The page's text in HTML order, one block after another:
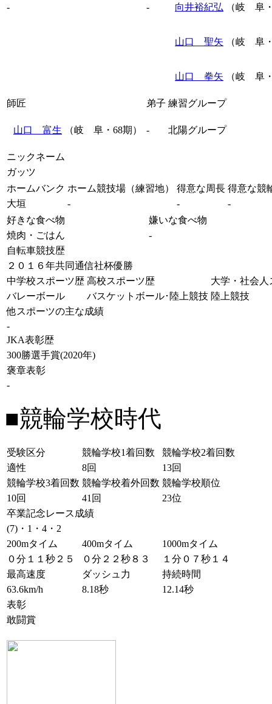
- - 向井裕紀弘 （岐 阜
山口 聖矢 （岐 阜
山口 拳矢 （岐 阜
師匠 弟子 練習グループ
山口 富生 （岐 阜・68期） - 北陽グループ
ニックネーム
ガッツ
ホームバンク ホーム競技場（練習地） 得意な周長 得意な競
大垣
- -
-
好きな食べ物
嫌いな食べ物
焼肉・ごはん
-
自転車競技歴
２０１６年共同通信社杯優勝
中学校スポーツ歴 高校スポーツ歴
大学・社会人
バレーボール
バスケットボール･陸上競技 陸上競技
他スポーツの主な成績
-
JKA表彰歴
300勝選手賞(2020年)
褒章表彰
-
■競輪学校時代
受験区分 競輪学校1着回数
競輪学校2着回数
適性
8回
13回
競輪学校3着回数 競輪学校着外回数 競輪学校順位
10回
41回
23位
卒業記念レース成績
(7)・1・4・2
200mタイム
400mタイム
1000mタイム
０分１１秒２５
０分２２秒８３
１分０７秒１４
最高速度
ダッシュ力
持続時間
63.6km/h
8.18秒
12.14秒
表彰
敢闘賞